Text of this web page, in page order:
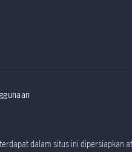
dalam situs ini dipersiapkan